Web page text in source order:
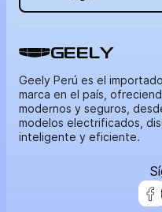
GEELY
Geely Perú es el
marca en el país,
modernos y seguros,
modelos electrificados,
inteligente y eficiente.